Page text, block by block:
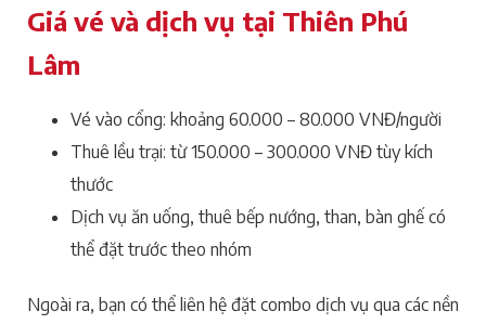
Giá vé và dịch vụ tại Thiên Phú
Lâm
Vé vào cổng: khoảng 60.000 – 80.000 VNĐ/người
Thuê lều trại: từ 150.000 – 300.000 VNĐ tùy kích
thước
Dịch vụ ăn uống, thuê bếp nướng, than, bàn ghế có
thể đặt trước theo nhóm
Ngoài ra, bạn có thể liên hệ đặt combo dịch vụ qua các nền